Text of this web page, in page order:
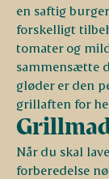
en saftig
forskelligt
tomater og
sammensætte
gløder er den
grillaften for
Når du skal
forberedelse